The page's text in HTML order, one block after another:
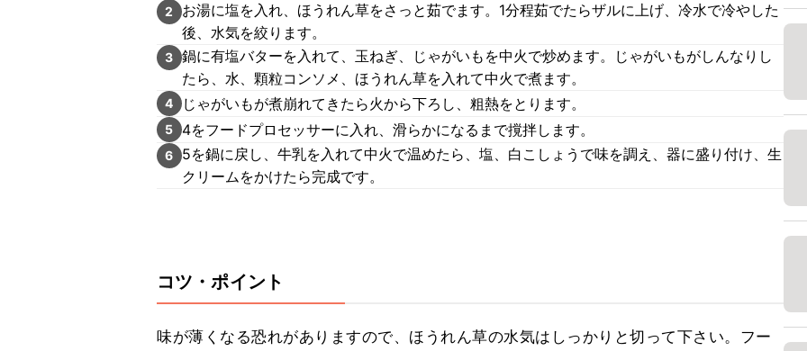
2
お湯に塩を入れ、ほうれん草をさっと茹でます。1分程茹でたらザルに上げ、冷水で冷やした
後、水気を絞ります。
3 鍋に有塩バターを入れて、玉ねぎ、じゃがいもを中火で炒めます。じゃがいもがしんなりし
たら、水、顆粒コンソメ、ほうれん草を入れて中火で煮ます。
4 じゃがいもが煮崩れてきたら火から下ろし、粗熱をとります。
5 4をフードプロセッサーに入れ、滑らかになるまで撹拌します。
6
5を鍋に戻し、牛乳を入れて中火で温めたら、塩、白こしょうで味を調え、器に盛り付け、生
クリームをかけたら完成です。
コツ・ポイント
味が薄くなる恐れがありますので、ほうれん草の水気はしっかりと切って下さい。フー